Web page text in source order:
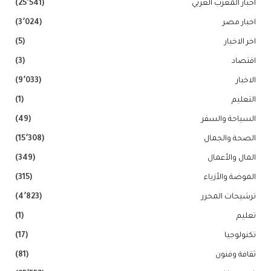
اخبار المغرب العربي (25٬541)
اخبار مصر (3٬024)
اخر الاخبار (5)
اقتصاد (3)
الاخبار (9٬033)
التعليم (1)
السياحة والسفر (49)
الصحة والجمال (15٬308)
المال والأعمال (349)
الموضة والأزياء (315)
ترشيحات المحرر (4٬823)
تعليم (1)
تكنولوجيا (17)
ثقافة وفنون (81)